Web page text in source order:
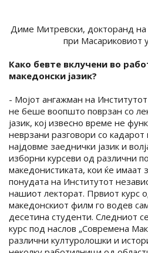
Диме Митревски, докторанд
при Масариковиот
Како бевте вклучени во
македонски јазик?
- Мојот ангажман на
не беше воопшто поврзан со
јазик, кој извесно време не
неврзани разговори со
најдовме заеднички јазик и
изборни курсеви од различни
македонистиката, кои ќе имаат
понудата на Институтот
нашиот лекторат. Првиот курс
македонскиот филм го водев
десетина студенти. Следниот
курс под наслов „Современа
различни културолошки и